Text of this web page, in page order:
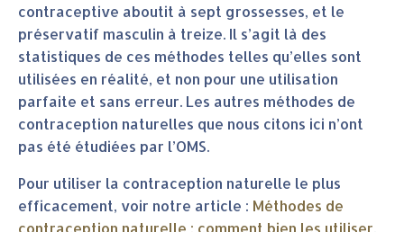
contraceptive aboutit à sept grossesses, et le
préservatif masculin à treize. Il s’agit là des
statistiques de ces méthodes telles qu’elles sont
utilisées en réalité, et non pour une utilisation
parfaite et sans erreur. Les autres méthodes de
contraception naturelles que nous citons ici n’ont
pas été étudiées par l’OMS.
Pour utiliser la contraception naturelle le plus
efficacement, voir notre article : Méthodes de
contraception naturelle : comment bien les utiliser.